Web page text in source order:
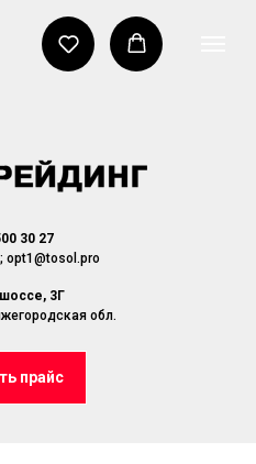
30 27
opt1@tosol.pro
3Г
обл.
прайс